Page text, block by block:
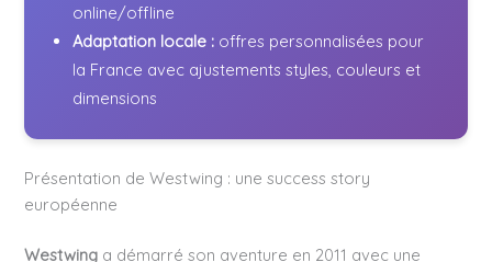
online/offline
Adaptation locale : offres personnalisées pour
la France avec ajustements styles, couleurs et
dimensions
Présentation de Westwing : une success story
européenne
Westwing a démarré son aventure en 2011 avec une